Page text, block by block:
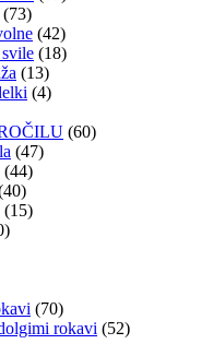
(73)
(42)
(18)
(13)
(4)
(60)
(47)
(44)
(15)
(70)
rokavi (52)